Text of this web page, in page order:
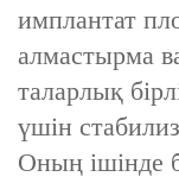
имплантат
алмастырма
таларлық
үшін
Оның ішінде